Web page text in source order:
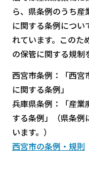
ら、県条例のうち
に関する条例につ
れています。このた
の保管に関する規制
西宮市条例：「西宮
に関する条例」
兵庫県条例：「産業
する条例」（県条例
います。）
西宮市の条例・規則